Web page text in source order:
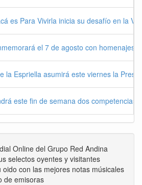
es Para Vivirla inicia su desafío en la
el 7 de agosto con homenajes
la Espriella asumirá este viernes la
este fin de semana dos competencias
Online del Grupo Red Andina
selectos oyentes y visitantes
con las mejores notas músicales
de emisoras